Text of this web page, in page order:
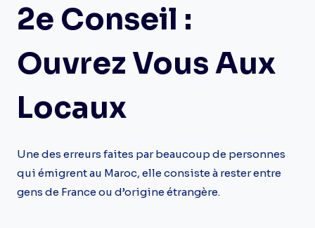
2e Conseil :
Ouvrez Vous Aux
Locaux
Une des erreurs faites par beaucoup de personnes
qui émigrent au Maroc, elle consiste à rester entre
gens de France ou d’origine étrangère.